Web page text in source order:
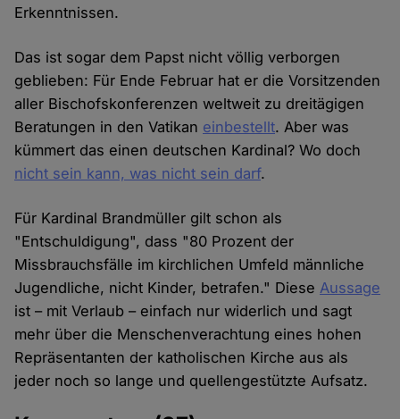
Erkenntnissen.
Das ist sogar dem Papst nicht völlig verborgen
geblieben: Für Ende Februar hat er die Vorsitzenden
aller Bischofskonferenzen weltweit zu dreitägigen
Beratungen in den Vatikan einbestellt. Aber was
kümmert das einen deutschen Kardinal? Wo doch
nicht sein kann, was nicht sein darf.
Für Kardinal Brandmüller gilt schon als
"Entschuldigung", dass "80 Prozent der
Missbrauchsfälle im kirchlichen Umfeld männliche
Jugendliche, nicht Kinder, betrafen." DieseAussage
ist – mit Verlaub – einfach nur widerlich und sagt
mehr über die Menschenverachtung eines hohen
Repräsentanten der katholischen Kirche aus als
jeder noch so lange und quellengestützte Aufsatz.